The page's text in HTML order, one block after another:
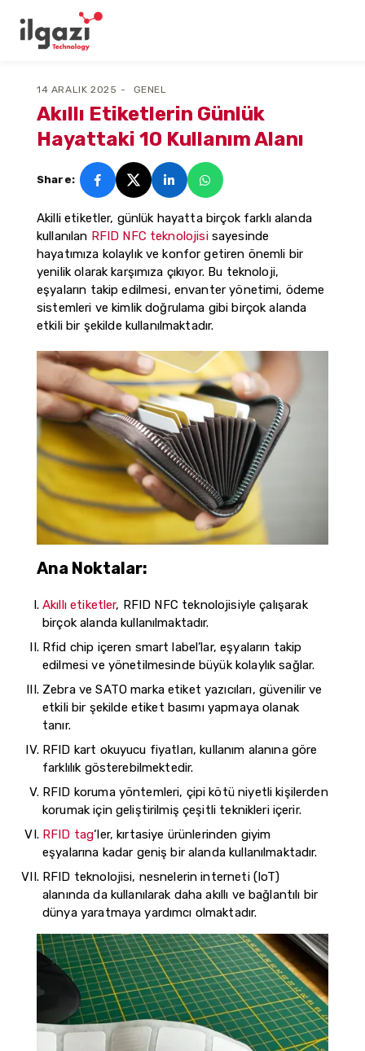
14 ARALIK 2025 GENEL
Akıllı Etiketlerin Günlük
Hayattaki 10 Kullanım Alanı
Share:
Akilli etiketler, günlük hayatta birçok farklı alanda
kullanılan RFID NFC teknolojisi sayesinde
hayatımıza kolaylık ve konfor getiren önemli bir
yenilik olarak karşımıza çıkıyor. Bu teknoloji,
eşyaların takip edilmesi, envanter yönetimi, ödeme
sistemleri ve kimlik doğrulama gibi birçok alanda
etkili bir şekilde kullanılmaktadır.
Ana Noktalar:
Akıllı etiketler, RFID NFC teknolojisiyle çalışarak
birçok alanda kullanılmaktadır.
Rfid chip içeren smart label’lar, eşyaların takip
edilmesi ve yönetilmesinde büyük kolaylık sağlar.
Zebra ve SATO marka etiket yazıcıları, güvenilir ve
etkili bir şekilde etiket basımı yapmaya olanak
tanır.
RFID kart okuyucu fiyatları, kullanım alanına göre
farklılık gösterebilmektedir.
RFID koruma yöntemleri, çipi kötü niyetli kişilerden
korumak için geliştirilmiş çeşitli teknikleri içerir.
RFID tag‘ler, kırtasiye ürünlerinden giyim
eşyalarına kadar geniş bir alanda kullanılmaktadır.
RFID teknolojisi, nesnelerin interneti (IoT)
alanında da kullanılarak daha akıllı ve bağlantılı bir
dünya yaratmaya yardımcı olmaktadır.